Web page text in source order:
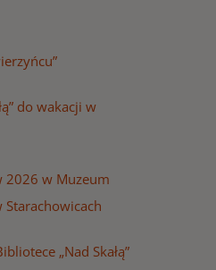
do wakacji w
2026 w Muzeum
„Nad Skałą”